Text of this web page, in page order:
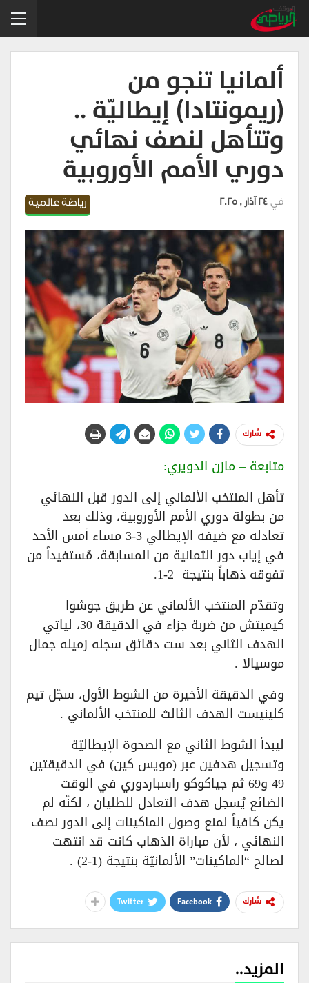
ألمانيا تنجو من
(ريمونتادا) إيطاليّة ..
وتتأهل لنصف نهائي
دوري الأمم الأوروبية
رياضة عالمية في 24 آذار , 2025
شارك
متابعة – مازن الدويري:
تأهل المنتخب الألماني إلى الدور قبل النهائي
من بطولة دوري الأمم الأوروبية، وذلك بعد
تعادله مع ضيفه الإيطالي 3-3 مساء أمس الأحد
في إياب دور الثمانية من المسابقة، مُستفيداً من
تفوقه ذهاباً بنتيجة 2-1.
وتقدّم المنتخب الألماني عن طريق جوشوا
كيميتش من ضربة جزاء في الدقيقة 30، لياتي
الهدف الثاني بعد ست دقائق سجله زميله جمال
موسيالا .
وفي الدقيقة الأخيرة من الشوط الأول، سجّل تيم
كلينيست الهدف الثالث للمنتخب الألماني .
ليبدأ الشوط الثاني مع الصحوة الإيطاليّة
وتسجيل هدفين عبر (مويس كين) في الدقيقتين
49 و69 ثم جياكوكو راسباردوري في الوقت
الضائع يُسجل هدف التعادل للطليان ، لكنّه لم
يكن كافياً لمنع وصول الماكينات إلى الدور نصف
النهائي ، لأن مباراة الذهاب كانت قد انتهت
لصالح “الماكينات” الألمانيّة بنتيجة (1-2) .
شارك Facebook
Twitter
المزيد..